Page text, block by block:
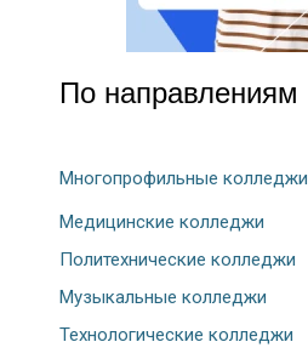
По направлениям
Многопрофильные колледжи
Медицинские колледжи
Политехнические колледжи
Музыкальные колледжи
Технологические колледжи